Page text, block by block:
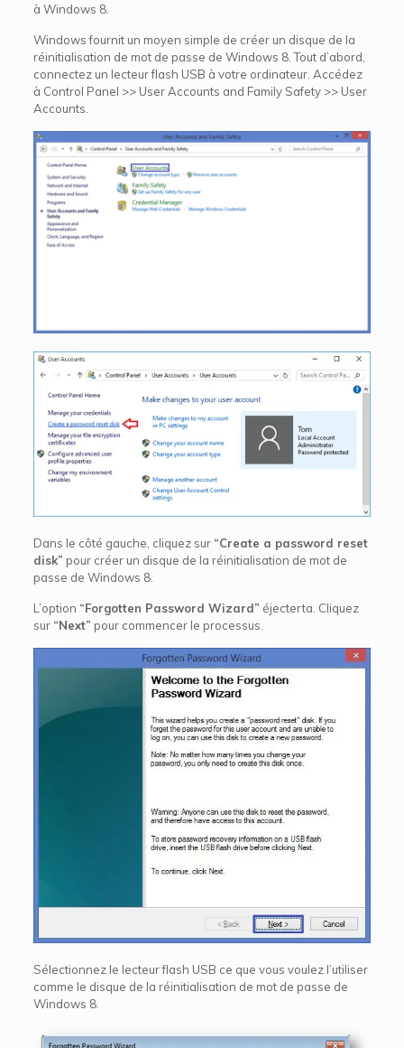
à Windows 8.
Windows fournit un moyen simple de créer un disque de la
réinitialisation de mot de passe de Windows 8. Tout d’abord,
connectez un lecteur flash USB à votre ordinateur. Accédez
à Control Panel >> User Accounts and Family Safety >> User
Accounts.
Dans le côté gauche, cliquez sur “Create a password reset
disk” pour créer un disque de la réinitialisation de mot de
passe de Windows 8.
L’option “Forgotten Password Wizard” éjecterta. Cliquez
sur “Next” pour commencer le processus.
Sélectionnez le lecteur flash USB ce que vous voulez l’utiliser
comme le disque de la réinitialisation de mot de passe de
Windows 8.